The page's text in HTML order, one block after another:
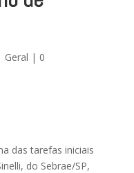
Geral | 0
das tarefas iniciais
do Sebrae/SP,